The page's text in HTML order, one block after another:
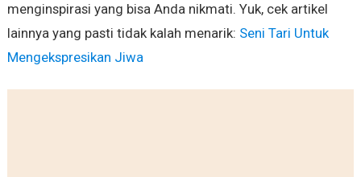
menginspirasi yang bisa Anda nikmati. Yuk, cek artikel
lainnya yang pasti tidak kalah menarik: Seni Tari Untuk
Mengekspresikan Jiwa